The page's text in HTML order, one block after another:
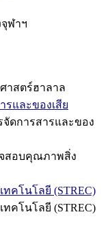
ฬาฯ
าสตร์ฮาลาล
รและของเสีย
ดการสารและของ
สอบคุณภาพสิ่ง
คโนโลยี (STREC)
คโนโลยี (STREC)